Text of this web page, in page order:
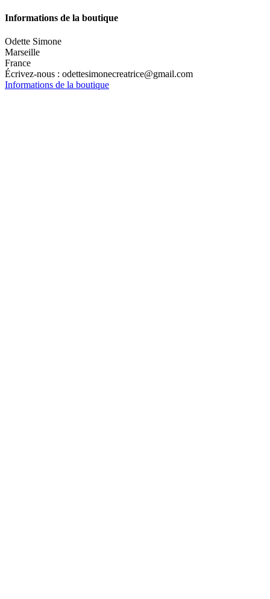
Informations de la boutique
Odette Simone
Marseille
France
Écrivez-nous : odettesimonecreatrice@gmail.com
Informations de la boutique